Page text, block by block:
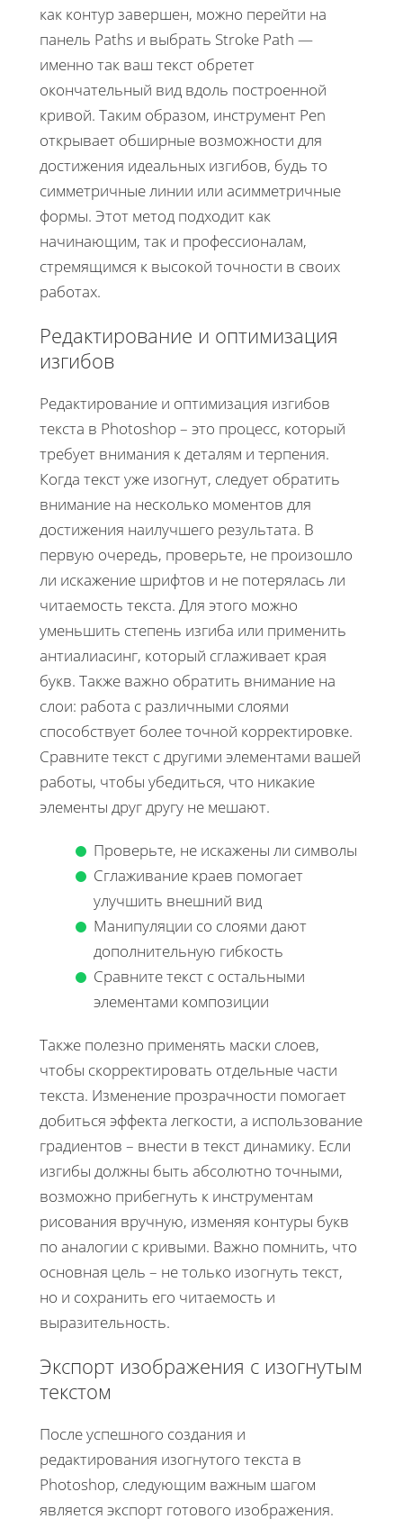
как контур завершен, можно перейти на
панель Paths и выбрать Stroke Path —
именно так ваш текст обретет
окончательный вид вдоль построенной
кривой. Таким образом, инструмент Pen
открывает обширные возможности для
достижения идеальных изгибов, будь то
симметричные линии или асимметричные
формы. Этот метод подходит как
начинающим, так и профессионалам,
стремящимся к высокой точности в своих
работах.
Редактирование и оптимизация
изгибов
Редактирование и оптимизация изгибов
текста в Photoshop – это процесс, который
требует внимания к деталям и терпения.
Когда текст уже изогнут, следует обратить
внимание на несколько моментов для
достижения наилучшего результата. В
первую очередь, проверьте, не произошло
ли искажение шрифтов и не потерялась ли
читаемость текста. Для этого можно
уменьшить степень изгиба или применить
антиалиасинг, который сглаживает края
букв. Также важно обратить внимание на
слои: работа с различными слоями
способствует более точной корректировке.
Сравните текст с другими элементами вашей
работы, чтобы убедиться, что никакие
элементы друг другу не мешают.
Проверьте, не искажены ли символы
Сглаживание краев помогает
улучшить внешний вид
Манипуляции со слоями дают
дополнительную гибкость
Сравните текст с остальными
элементами композиции
Также полезно применять маски слоев,
чтобы скорректировать отдельные части
текста. Изменение прозрачности помогает
добиться эффекта легкости, а использование
градиентов – внести в текст динамику. Если
изгибы должны быть абсолютно точными,
возможно прибегнуть к инструментам
рисования вручную, изменяя контуры букв
по аналогии с кривыми. Важно помнить, что
основная цель – не только изогнуть текст,
но и сохранить его читаемость и
выразительность.
Экспорт изображения с изогнутым
текстом
После успешного создания и
редактирования изогнутого текста в
Photoshop, следующим важным шагом
является экспорт готового изображения.